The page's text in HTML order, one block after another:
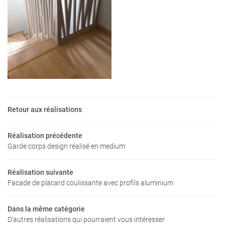
MENUISERIE
En cochant cette case, vous consentez à recevoir nos propositions commerciales à
l'adresse email indiqué ci-dessus. Vous pouvez vous désinscrire à tout moment en
utilisant
le formulaire de désinscription
Retour aux réalisations
Réalisation précédente
Garde corps design réalisé en medium
Réalisation suivante
Facade de placard coulissante avec profils aluminium
Dans la même catégorie
D'autres réalisations qui pourraient vous intéresser